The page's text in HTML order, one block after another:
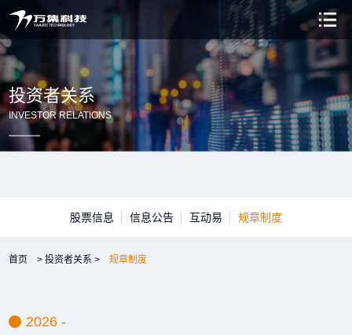
投资者关系
INVESTOR RELATIONS
股票信息 信息公告 互动易 规章制度
首页 >投资者关系 >规章制度
2026 -